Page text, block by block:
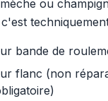
ou
bande de
flanc (non